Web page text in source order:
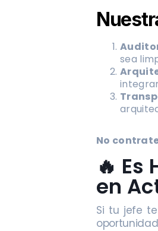
sea
No
🔥
en
Si tu jefe